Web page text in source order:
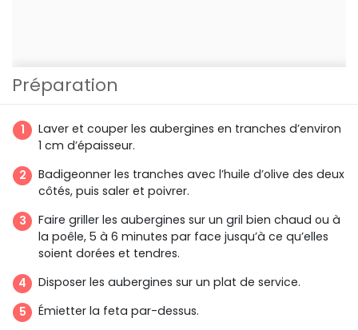
Préparation
Laver et couper les aubergines en tranches d’environ
1 cm d’épaisseur.
Badigeonner les tranches avec l’huile d’olive des deux
côtés, puis saler et poivrer.
Faire griller les aubergines sur un gril bien chaud ou à
la poêle, 5 à 6 minutes par face jusqu’à ce qu’elles
soient dorées et tendres.
Disposer les aubergines sur un plat de service.
Émietter la feta par-dessus.